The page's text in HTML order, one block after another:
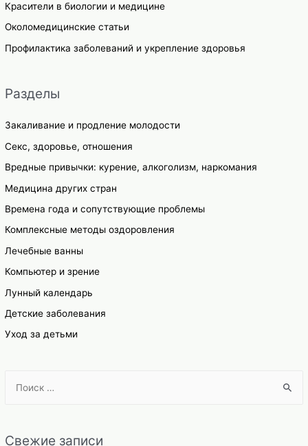
Красители в биологии и медицине
Околомедицинские статьи
Профилактика заболеваний и укрепление здоровья
Разделы
Закаливание и продление молодости
Секс, здоровье, отношения
Вредные привычки: курение, алкоголизм, наркомания
Медицина других стран
Времена года и сопутствующие проблемы
Комплексные методы оздоровления
Лечебные ванны
Компьютер и зрение
Лунный календарь
Детские заболевания
Уход за детьми
r
Свежие записи